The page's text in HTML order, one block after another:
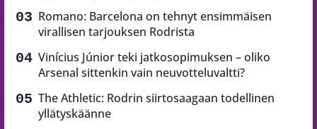
Romano: Barcelona on tehnyt ensimmäisen
virallisen tarjouksen Rodrista
Vinícius Júnior teki jatkosopimuksen – oliko
Arsenal sittenkin vain neuvotteluvaltti?
The Athletic: Rodrin siirtosaagaan todellinen
yllätyskäänne